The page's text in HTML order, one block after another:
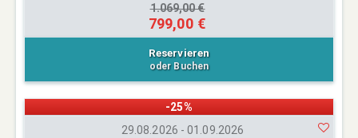
1.069,00 €
799,00 €
Reservieren
oder Buchen
-25%
29.08.2026 - 01.09.2026